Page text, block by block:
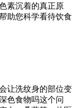
素沉着的真正原
助您科学看待饮食
让洗纹身的部位变
色食物吗这个问